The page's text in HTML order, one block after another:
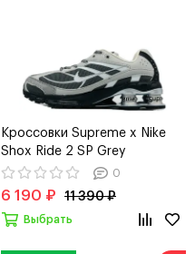
Кроссовки Supreme x Nike
Shox Ride 2 SP Grey
0
6 190 ₽ 11 390 ₽
Выбрать